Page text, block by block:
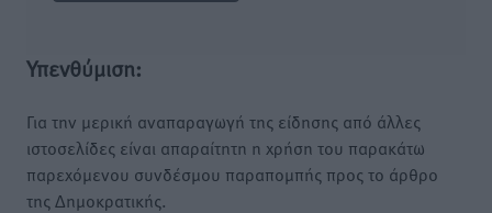
Υπενθύμιση:
Για την μερική αναπαραγωγή της είδησης από άλλες
ιστοσελίδες είναι απαραίτητη η χρήση του παρακάτω
παρεχόμενου συνδέσμου παραπομπής προς το άρθρο
της Δημοκρατικής.